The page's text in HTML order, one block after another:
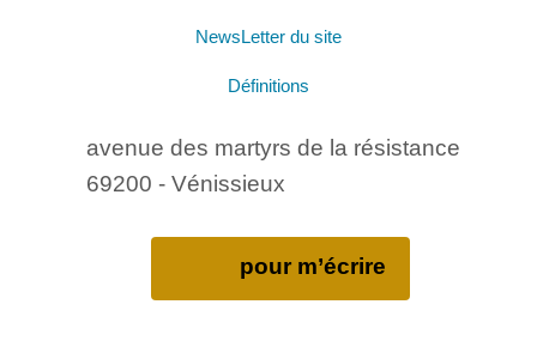
NewsLetter du site
Définitions
avenue des martyrs de la résistance
69200 - Vénissieux
pour m’écrire